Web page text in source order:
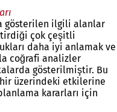
gösterilen ilgili alanlar
çok çeşitli
daha iyi anlamak ve
coğrafi analizler
gösterilmiştir. Bu
üzerindeki etkilerine
kararları için